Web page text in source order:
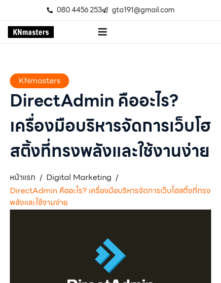
080 4456 253 gta191@gmail.com
KNmasters
KNmasters
DirectAdmin คืออะไร?
เครื่องมือบริหารจัดการเว็บโฮ
สติ้งที่ทรงพลังและใช้งานง่าย
หน้าแรก / Digital Marketing /
DirectAdmin คืออะไร? เครื่องมือบริหารจัดการเว็บโฮสติ้งที่ทรง
พลังและใช้งานง่าย